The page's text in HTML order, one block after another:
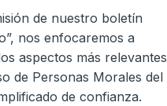
de nuestro boletín
nos enfocaremos a
aspectos más relevantes
de Personas Morales del
de confianza.